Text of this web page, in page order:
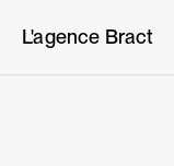
L'agence Bract